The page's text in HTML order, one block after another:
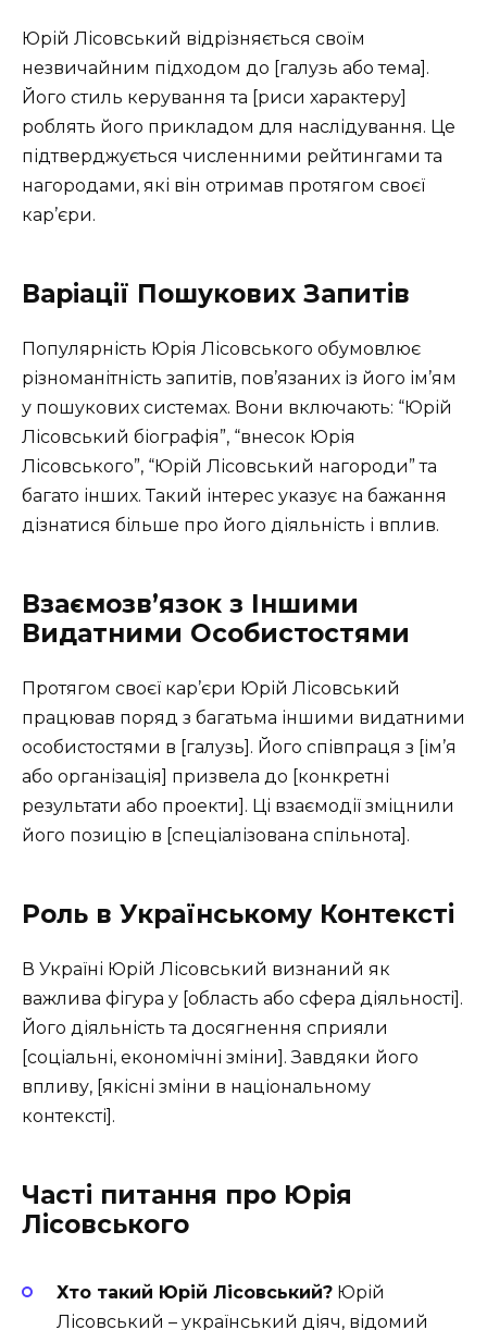
Юрій Лісовський відрізняється своїм
незвичайним підходом до [галузь або тема].
Його стиль керування та [риси характеру]
роблять його прикладом для наслідування. Це
підтверджується численними рейтингами та
нагородами, які він отримав протягом своєї
кар’єри.
Варіації Пошукових Запитів
Популярність Юрія Лісовського обумовлює
різноманітність запитів, пов’язаних із його ім’ям
у пошукових системах. Вони включають: “Юрій
Лісовський біографія”, “внесок Юрія
Лісовського”, “Юрій Лісовський нагороди” та
багато інших. Такий інтерес указує на бажання
дізнатися більше про його діяльність і вплив.
Взаємозв’язок з Іншими
Видатними Особистостями
Протягом своєї кар’єри Юрій Лісовський
працював поряд з багатьма іншими видатними
особистостями в [галузь]. Його співпраця з [ім’я
або організація] призвела до [конкретні
результати або проекти]. Ці взаємодії зміцнили
його позицію в [спеціалізована спільнота].
Роль в Українському Контексті
В Україні Юрій Лісовський визнаний як
важлива фігура у [область або сфера діяльності].
Його діяльність та досягнення сприяли
[соціальні, економічні зміни]. Завдяки його
впливу, [якісні зміни в національному
контексті].
Часті питання про Юрія
Лісовського
Хто такий Юрій Лісовський? Юрій
Лісовський – український діяч, відомий